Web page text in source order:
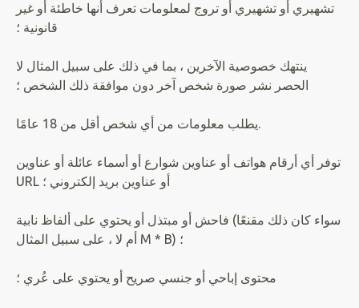
تشهيري أو تشهيري أو تروج لمعلومات تعرف أنها خاطئة أو غير
قانونية ؛
ينتهك خصوصية الآخرين ، بما في ذلك على سبيل المثال لا
الحصر نشر صورة شخص آخر دون موافقة ذلك الشخص ؛
يطلب معلومات من أي شخص أقل من 18 عامًا.
توفر أي أرقام هواتف أو عناوين شوارع أو أسماء عائلة أو عناوين
URL أو عناوين بريد إلكتروني ؛
فاحش أو مبتذل أو يحتوي على ألفاظ نابية (سواء كان ذلك مقنعًا
أم لا ، على سبيل المثال M * B) ؛
محتوى إباحي أو جنسي صريح أو يحتوي على عُري ؛